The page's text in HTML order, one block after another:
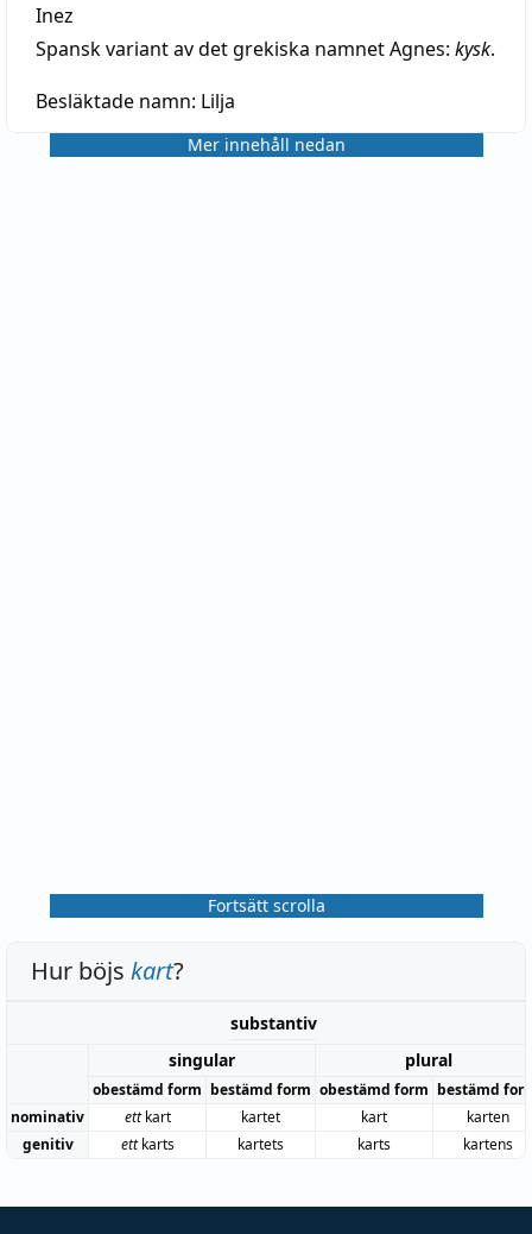
Inez
Spansk variant av det grekiska namnet Agnes: kysk.
Besläktade namn: Lilja
Mer innehåll nedan
Fortsätt scrolla
Hur böjs kart?
substantiv
singular
plural
obestämd form bestämd form obestämd form bestämd
nominativ
ettkart kartet kart
karten
genitiv
ettkarts kartets karts kartens